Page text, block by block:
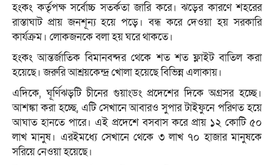
হংকং কর্তৃপক্ষ সর্বোচ্চ সতর্কতা জারি করে। ঝড়ের কারণে শহরের
রাস্তাঘাট প্রায় জনশূন্য হয়ে পড়ে। বন্ধ করে দেওয়া হয় সরকারি
কার্যক্রম। লোকজনকে বলা হয় ঘরে থাকতে।
হংকং আন্তর্জাতিক বিমানবন্দর থেকে শত শত ফ্লাইট বাতিল করা
হয়েছে। জরুরি আশ্রয়কেন্দ্র খোলা হয়েছে বিভিন্ন এলাকায়।
এদিকে, ঘূর্ণিঝড়টি চীনের গুয়াংডং প্রদেশের দিকে অগ্রসর হচ্ছে।
আশঙ্কা করা হচ্ছে, এটি সেখানে আবারও সুপার টাইফুনে পরিণত হয়ে
আঘাত হানতে পারে। এই প্রদেশে বসবাস করে প্রায় ১২ কোটি ৫০
লাখ মানুষ। এরইমধ্যে সেখানে থেকে ৩ লাখ ৭০ হাজার মানুষকে
সরিয়ে নেওয়া হয়েছে।